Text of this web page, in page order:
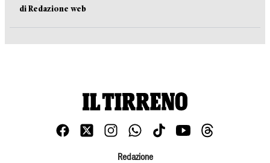
di Redazione web
Redazione